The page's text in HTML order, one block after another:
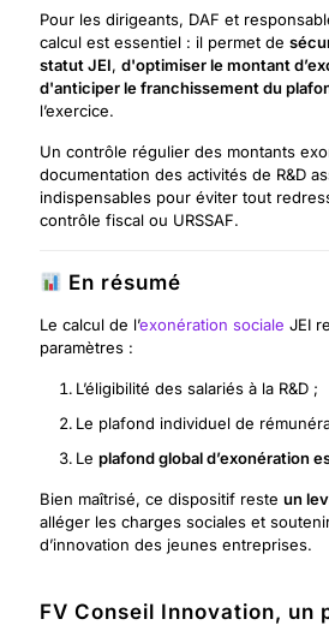
Pour les dirigeants, DAF et
calcul est essentiel : il permet de
statut JEI, d'optimiser le montant
d'anticiper le franchissement du
l’exercice.
Un contrôle régulier des montants
documentation des activités de R&D
indispensables pour éviter tout
contrôle fiscal ou URSSAF.
En résumé
Le calcul de l’exonération sociale JEI
paramètres :
L’éligibilité des salariés à la R&D ;
Le plafond individuel de
Le plafond global d’exonération
Bien maîtrisé, ce dispositif reste un
alléger les charges sociales et
d’innovation des jeunes entreprises.
FV Conseil Innovation, un